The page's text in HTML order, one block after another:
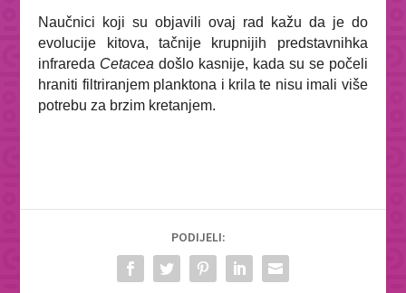
Naučnici koji su objavili ovaj rad kažu da je do
evolucije kitova, tačnije krupnijih predstavnihka
infrareda Cetacea došlo kasnije, kada su se počeli
hraniti filtriranjem planktona i krila te nisu imali više
potrebu za brzim kretanjem.
PODIJELI: